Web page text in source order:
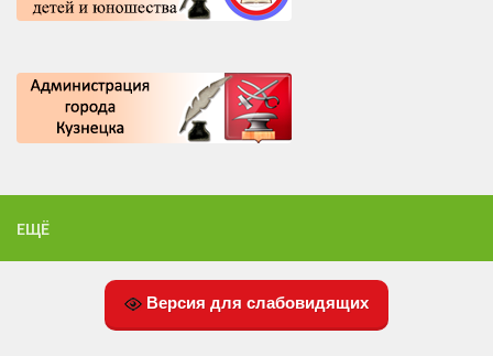
ЕЩЁ
Версия для слабовидящих